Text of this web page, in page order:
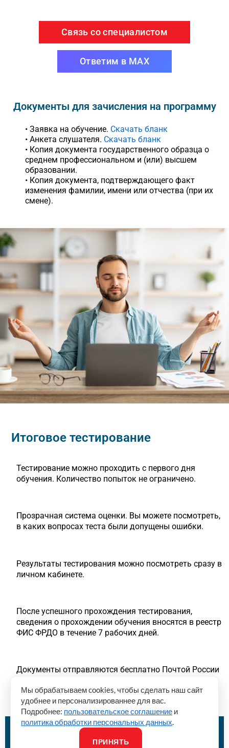
Связь со специалистом
Ответим в MAX
Документы для зачисления на программу
• Заявка на обучение. Скачать бланк
• Анкета слушателя. Скачать бланк
• Копия документа государственного образца о
среднем профессиональном и (или) высшем
образовании.
• Копия документа, подтверждающего факт
изменения фамилии, имени или отчества (при их
смене).
Итоговое тестирование
Тестирование можно проходить с первого дня
обучения. Количество попыток не ограничено.
Прозрачная система оценки. Вы можете посмотреть,
в каких вопросах теста были допущены ошибки.
Результаты тестирования можно посмотреть сразу в
личном кабинете.
После успешного прохождения тестирования,
сведения о прохождении обучения вносятся в реестр
ФИС ФРДО в течение 7 рабочих дней.
Документы отправляются бесплатно Почтой России
Хотите записаться или нужна
Мы обрабатываем cookies, чтобы сделать наш сайт
удобнее и персонализированнее для вас.
Подробнее: пользовательское соглашение и
политика обработки персональных данных.
ПРИНЯТЬ